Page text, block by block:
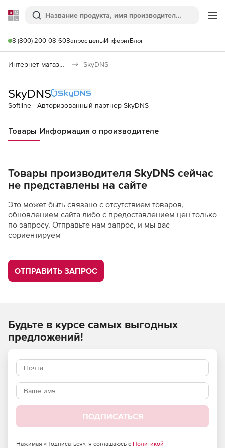
Softline
Поиск
8 (800) 200-08-60Запрос ценыИнферитБлог
Интернет-магазин SkyDNS
SkyDNS
Softline - Авторизованный партнер SkyDNS
Товары Информация о производителе
Товары производителя SkyDNS сейчас
не представлены на сайте
Это может быть связано с отсутствием товаров,
обновлением сайта либо с предоставлением цен только
по запросу. Отправьте нам запрос, и мы вас
сориентируем
ОТПРАВИТЬ ЗАПРОС
Будьте в курсе самых выгодных
предложений!
ПОДПИСАТЬСЯ
Нажимая «Подписаться», я соглашаюсь с Политикой